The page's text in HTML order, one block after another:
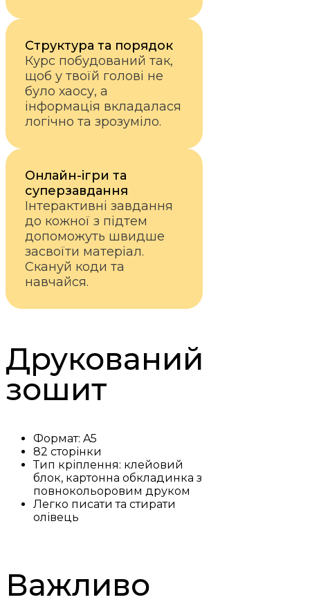
Структура та порядок
Курс побудований так,
щоб у твоїй голові не
було хаосу, а
інформація вкладалася
логічно та зрозуміло.
Онлайн-ігри та
суперзавдання
Інтерактивні завдання
до кожної з підтем
допоможуть швидше
засвоїти матеріал.
Скануй коди та
навчайся.
Друкований
зошит
Формат: A5
82 сторінки
Тип кріплення: клейовий
блок, картонна обкладинка з
повнокольоровим друком
Легко писати та стирати
олівець
Важливо